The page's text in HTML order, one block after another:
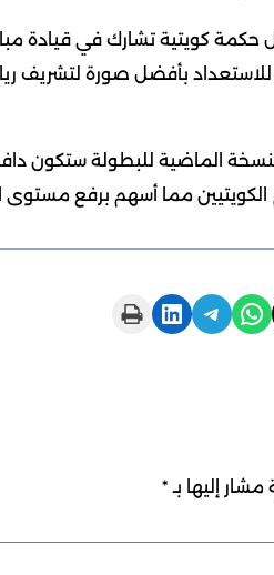
حكمة كويتية تشارك في قيادة
بأفضل صورة لتشريف
الماضية للبطولة ستكون
الكويتيين مما أسهم برفع مستوى
Share on WhatsApp
Share on Telegram
Share on LinkedIn
Print this Page
مشار إليها بـ *